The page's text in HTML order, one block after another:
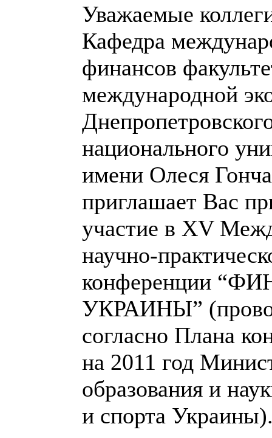
Уважаемые
Кафедра
финансов
международной
национального
имени Олеся
приглашает Вас
участие в XV
научно-
конференции
УКРАИНЫ”
согласно Плана
на 2011 год
образования и
и спорта